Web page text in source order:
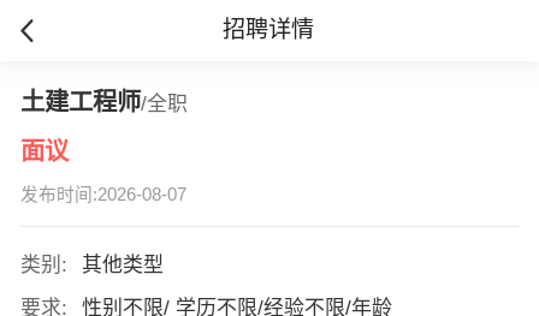
招聘详情
土建工程师/全职
面议
发布时间:2026-08-07
类别:
其他类型
要求:
性别不限/ 学历不限/经验不限/年龄